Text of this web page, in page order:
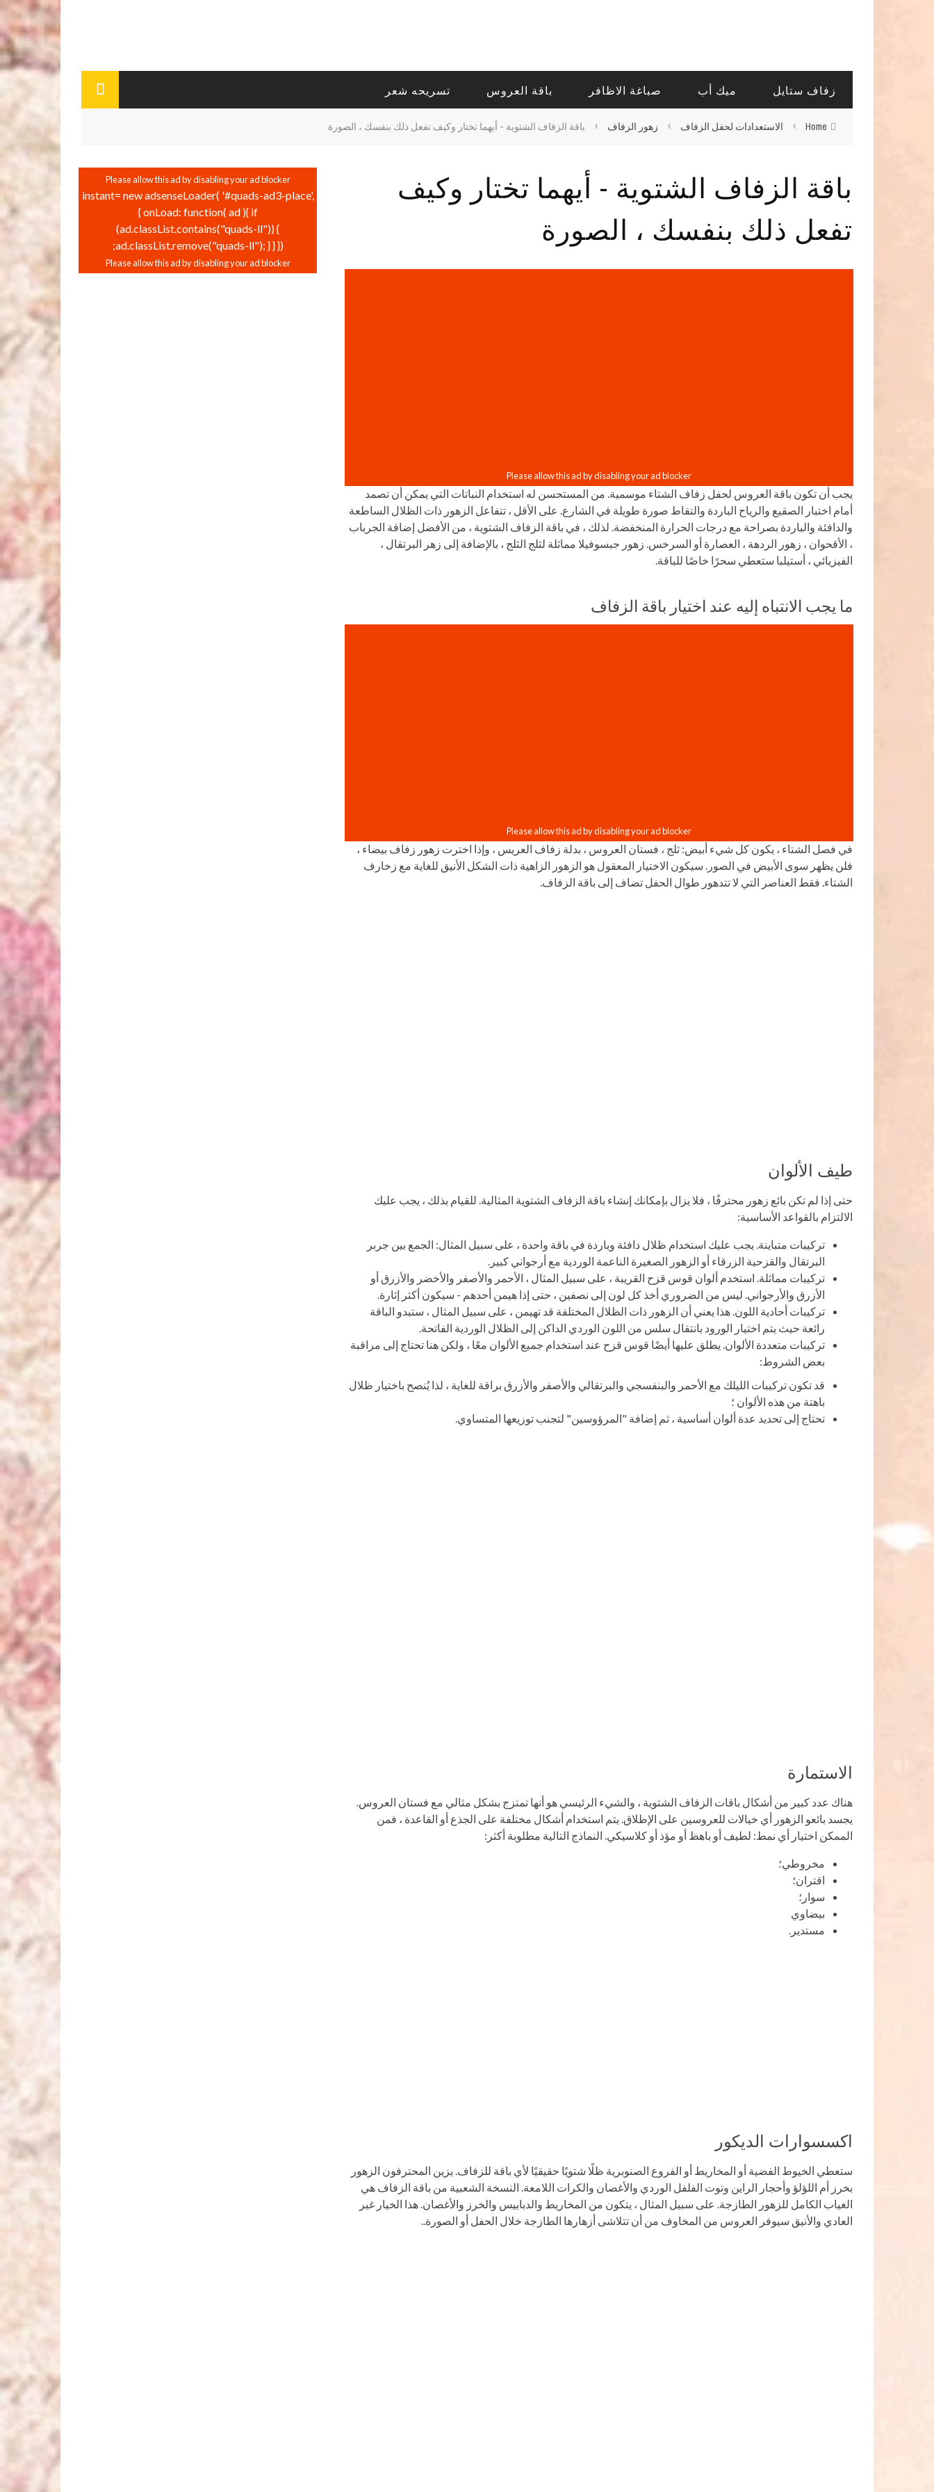
زفاف ستايل ميك أب صباغة الاظافر باقة العروس تسريحه شعر
Home
› الاستعدادات لحفل الزفاف › زهور الزفاف › باقة الزفاف الشتوية - أيهما تختار وكيف تفعل ذلك بنفسك ، الصورة
باقة الزفاف الشتوية - أيهما تختار وكيف
تفعل ذلك بنفسك ، الصورة
يجب أن تكون باقة العروس لحفل زفاف الشتاء موسمية. من المستحسن له استخدام النباتات التي يمكن أن تصمد
أمام اختبار الصقيع والرياح الباردة والتقاط صورة طويلة في الشارع. على الأقل ، تتفاعل الزهور ذات الظلال الساطعة
والدافئة والباردة بصراحة مع درجات الحرارة المنخفضة. لذلك ، في باقة الزفاف الشتوية ، من الأفضل إضافة الجرباب
، الأقحوان ، زهور الردهة ، العصارة أو السرخس. زهور جبسوفيلا مماثلة لثلج الثلج ، بالإضافة إلى زهر البرتقال ،
الفيزيائي ، أستيلبا ستعطي سحرًا خاصًا للباقة.
ما يجب الانتباه إليه عند اختيار باقة الزفاف
في فصل الشتاء ، يكون كل شيء أبيض: ثلج ، فستان العروس ، بدلة زفاف العريس ، وإذا اخترت زهور زفاف بيضاء ،
فلن يظهر سوى الأبيض في الصور. سيكون الاختيار المعقول هو الزهور الزاهية ذات الشكل الأنيق للغاية مع زخارف
الشتاء. فقط العناصر التي لا تتدهور طوال الحفل تضاف إلى باقة الزفاف.
طيف الألوان
حتى إذا لم تكن بائع زهور محترفًا ، فلا يزال بإمكانك إنشاء باقة الزفاف الشتوية المثالية. للقيام بذلك ، يجب عليك
الالتزام بالقواعد الأساسية:
تركيبات متباينة. يجب عليك استخدام ظلال دافئة وباردة في باقة واحدة ، على سبيل المثال: الجمع بين جربر
البرتقال والقزحية الزرقاء أو الزهور الصغيرة الناعمة الوردية مع أرجواني كبير.
تركيبات مماثلة. استخدم ألوان قوس قزح القريبة ، على سبيل المثال ، الأحمر والأصفر والأخضر والأزرق أو
الأزرق والأرجواني. ليس من الضروري أخذ كل لون إلى نصفين ، حتى إذا هيمن أحدهم - سيكون أكثر إثارة.
تركيبات أحادية اللون. هذا يعني أن الزهور ذات الظلال المختلفة قد تهيمن ، على سبيل المثال ، ستبدو الباقة
رائعة حيث يتم اختيار الورود بانتقال سلس من اللون الوردي الداكن إلى الظلال الوردية الفاتحة.
تركيبات متعددة الألوان. يطلق عليها أيضًا قوس قزح عند استخدام جميع الألوان معًا ، ولكن هنا تحتاج إلى مراقبة
بعض الشروط:
قد تكون تركيبات الليلك مع الأحمر والبنفسجي والبرتقالي والأصفر والأزرق براقة للغاية ، لذا يُنصح باختيار ظلال
باهتة من هذه الألوان ؛
تحتاج إلى تحديد عدة ألوان أساسية ، ثم إضافة "المرؤوسين" لتجنب توزيعها المتساوي.
الاستمارة
هناك عدد كبير من أشكال باقات الزفاف الشتوية ، والشيء الرئيسي هو أنها تمتزج بشكل مثالي مع فستان العروس.
يجسد بائعو الزهور أي خيالات للعروسين على الإطلاق. يتم استخدام أشكال مختلفة على الجذع أو القاعدة ، فمن
الممكن اختيار أي نمط: لطيف أو باهظ أو مؤذ أو كلاسيكي. النماذج التالية مطلوبة أكثر:
مخروطي؛
اقتران؛
سوار؛
بيضاوي
مستدير.
اكسسوارات الديكور
ستعطي الخيوط الفضية أو المخاريط أو الفروع الصنوبرية ظلًا شتويًا حقيقيًا لأي باقة للزفاف. يزين المحترفون الزهور
بخرز أم اللؤلؤ وأحجار الراين وتوت الفلفل الوردي والأغصان والكرات اللامعة. النسخة الشعبية من باقة الزفاف هي
الغياب الكامل للزهور الطازجة. على سبيل المثال ، يتكون من المخاريط والدبابيس والخرز والأغصان. هذا الخيار غير
العادي والأنيق سيوفر العروس من المخاوف من أن تتلاشى أزهارها الطازجة خلال الحفل أو الصورة..
instant= new adsenseLoader( '#quads-ad3-place',
{ onLoad: function( ad ){ if
(ad.classList.contains("quads-ll")) {
ad.classList.remove("quads-ll"); } } });